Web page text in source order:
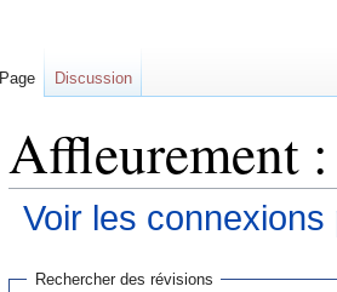
Affleurement
Voir les
Rechercher des révisions
Page Discussion